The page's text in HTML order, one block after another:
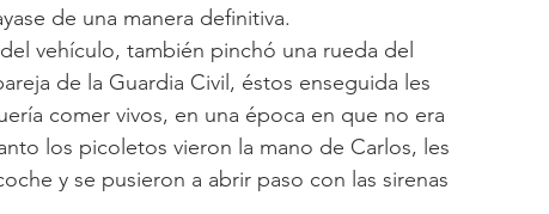
de una manera definitiva.
vehículo, también pinchó una rueda del
de la Guardia Civil, éstos enseguida les
comer vivos, en una época en que no era
los picoletos vieron la mano de Carlos, les
y se pusieron a abrir paso con las sirenas